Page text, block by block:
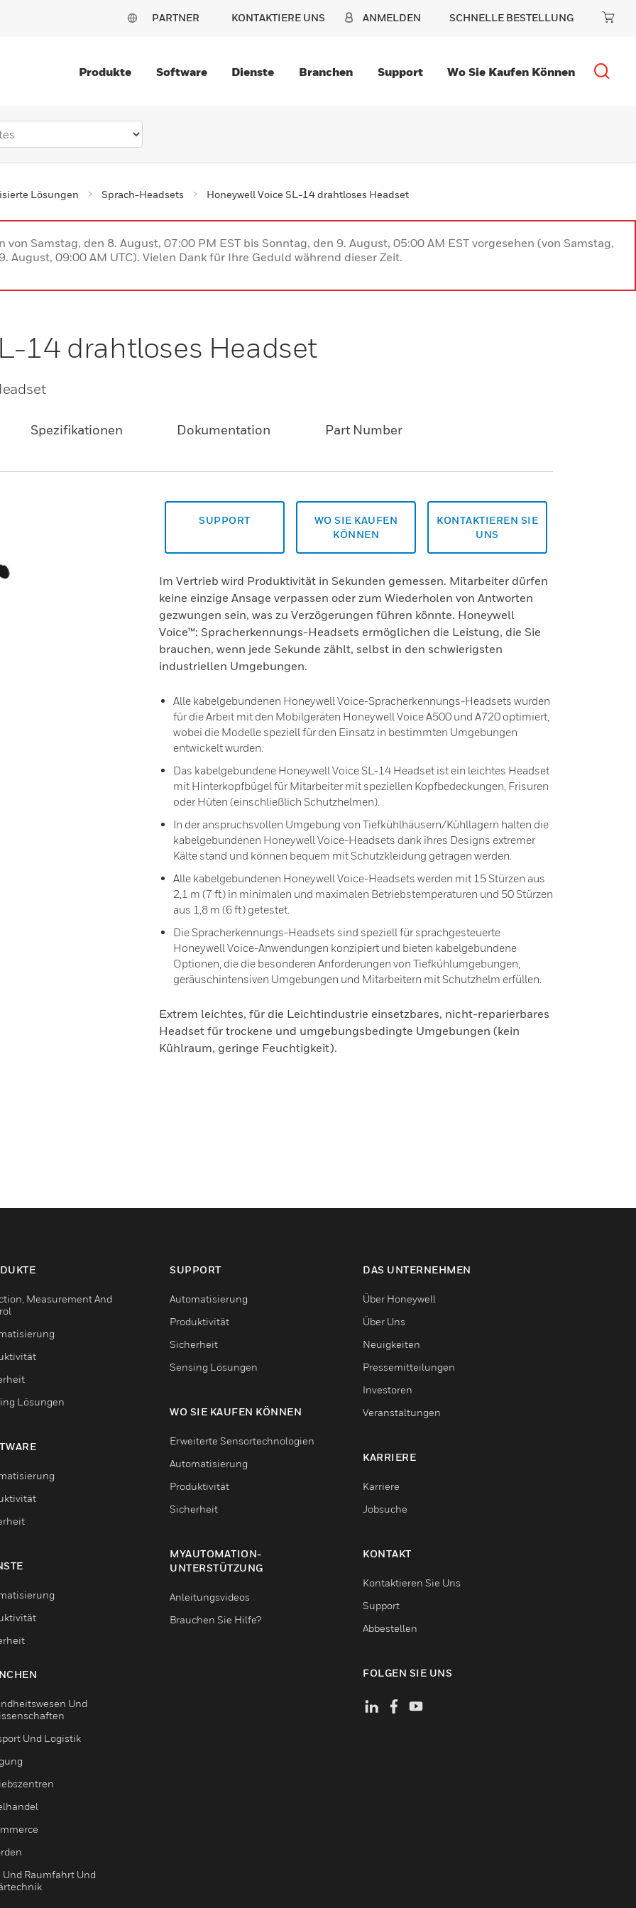
PARTNER KONTAKTIERE UNS ANMELDEN SCHNELLE BESTELLUNG
Produkte Software Dienste Branchen Support Wo Sie Kaufen Können
Lösungen Sprach-Headsets Honeywell Voice SL-14 drahtloses Headset
Samstag, den 8. August, 07:00 PM EST bis Sonntag, den 9. August, 05:00 AM EST vorgesehen (von Samstag,
August, 09:00 AM UTC). Vielen Dank für Ihre Geduld während dieser Zeit.
14 drahtloses Headset
Spezifikationen Dokumentation Part Number
SUPPORT
WO SIE KAUFEN
KÖNNEN
KONTAKTIEREN SIE
UNS
Im Vertrieb wird Produktivität in Sekunden gemessen. Mitarbeiter dürfen
keine einzige Ansage verpassen oder zum Wiederholen von Antworten
gezwungen sein, was zu Verzögerungen führen könnte. Honeywell
Voice™: Spracherkennungs-Headsets ermöglichen die Leistung, die Sie
brauchen, wenn jede Sekunde zählt, selbst in den schwierigsten
industriellen Umgebungen.
Alle kabelgebundenen Honeywell Voice-Spracherkennungs-Headsets wurden
für die Arbeit mit den Mobilgeräten Honeywell Voice A500 und A720 optimiert,
wobei die Modelle speziell für den Einsatz in bestimmten Umgebungen
entwickelt wurden.
Das kabelgebundene Honeywell Voice SL-14 Headset ist ein leichtes Headset
mit Hinterkopfbügel für Mitarbeiter mit speziellen Kopfbedeckungen, Frisuren
oder Hüten (einschließlich Schutzhelmen).
In der anspruchsvollen Umgebung von Tiefkühlhäusern/Kühllagern halten die
kabelgebundenen Honeywell Voice-Headsets dank ihres Designs extremer
Kälte stand und können bequem mit Schutzkleidung getragen werden.
Alle kabelgebundenen Honeywell Voice-Headsets werden mit 15 Stürzen aus
2,1 m (7 ft) in minimalen und maximalen Betriebstemperaturen und 50 Stürzen
aus 1,8 m (6 ft) getestet.
Die Spracherkennungs-Headsets sind speziell für sprachgesteuerte
Honeywell Voice-Anwendungen konzipiert und bieten kabelgebundene
Optionen, die die besonderen Anforderungen von Tiefkühlumgebungen,
geräuschintensiven Umgebungen und Mitarbeitern mit Schutzhelm erfüllen.
Extrem leichtes, für die Leichtindustrie einsetzbares, nicht-reparierbares
Headset für trockene und umgebungsbedingte Umgebungen (kein
Kühlraum, geringe Feuchtigkeit).
Measurement And
Lösungen
Und
Und Logistik
Raumfahrt Und
SUPPORT
Automatisierung
Produktivität
Sicherheit
Sensing Lösungen
WO SIE KAUFEN KÖNNEN
Erweiterte Sensortechnologien
Automatisierung
Produktivität
Sicherheit
MYAUTOMATION-
UNTERSTÜTZUNG
Anleitungsvideos
Brauchen Sie Hilfe?
DAS UNTERNEHMEN
Über Honeywell
Über Uns
Neuigkeiten
Pressemitteilungen
Investoren
Veranstaltungen
KARRIERE
Karriere
Jobsuche
KONTAKT
Kontaktieren Sie Uns
Support
Abbestellen
FOLGEN SIE UNS